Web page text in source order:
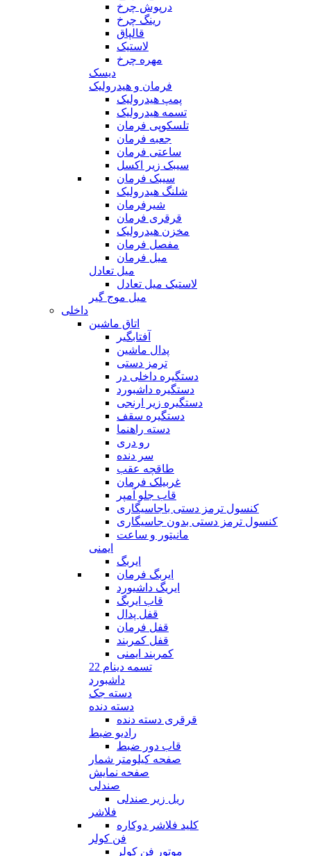
درپوش چرخ
رینگ چرخ
قالپاق
لاستیک
مهره چرخ
دیسک
فرمان و هیدرولیک
پمپ هیدرولیک
تسمه هیدرولیک
تلسکوپی فرمان
جعبه فرمان
ساعتی فرمان
سیبک زیر اکسل
سیبک فرمان
شلنگ هیدرولیک
شیرفرمان
قرقری فرمان
مخزن هیدرولیک
مفصل فرمان
میل فرمان
میل تعادل
لاستیک میل تعادل
میل موج گیر
داخلی
اتاق ماشین
آفتابگیر
پدال ماشین
ترمز دستی
دستگیره داخلی در
دستگیره داشبورد
دستگیره زیر ارنجی
دستگیره سقف
دسته راهنما
رو دری
سر دنده
طاقچه عقب
غربیلک فرمان
قاب جلو آمپر
کنسول ترمز دستی باجاسیگاری
کنسول ترمز دستی بدون جاسیگاری
مانیتور و ساعت
ایمنی
ایربگ
ایربگ فرمان
ایریگ داشیورد
قاب ایربگ
قفل پدال
قفل فرمان
قفل کمربند
کمربند ایمنی
تسمه دینام 22
داشبورد
دسته جک
دسته دنده
قرقری دسته دنده
رادیو ضبط
قاب دور ضبط
صفحه کیلومتر شمار
صفحه نمایش
صندلی
ریل زیر صندلی
فلاشر
کلید فلاشر دوکاره
فن کولر
موتور فن کولر